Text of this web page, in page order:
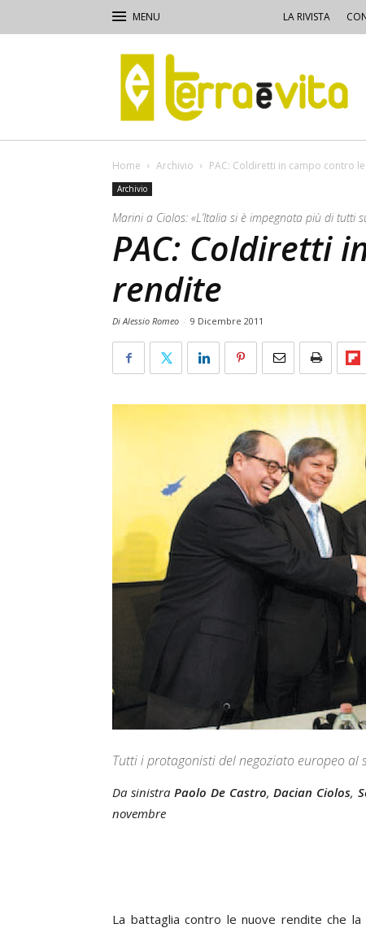
LA RIVISTA
Terra
e
Vita
Home Archivio PAC: Coldiretti in campo contro
Archivio
Marini a Ciolos: «L’Italia si è impegnata più di tutti
PAC: Coldiretti
rendite
Di Alessio Romeo - 9 Dicembre 2011
Tutti i protagonisti del negoziato europeo al
Da sinistra Paolo De Castro,Dacian Ciolos,
novembre
La battaglia contro le nuove rendite che